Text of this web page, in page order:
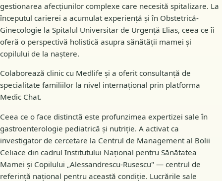
gestionarea afecțiunilor complexe care necesită spitalizare. La
începutul carierei a acumulat experiență și în Obstetrică-
Ginecologie la Spitalul Universitar de Urgență Elias, ceea ce îi
oferă o perspectivă holistică asupra sănătății mamei și
copilului de la naștere.
Colaborează clinic cu Medlife și a oferit consultanță de
specialitate familiilor la nivel internațional prin platforma
Medic Chat.
Ceea ce o face distinctă este profunzimea expertizei sale în
gastroenterologie pediatrică și nutriție. A activat ca
investigator de cercetare la Centrul de Management al Bolii
Celiace din cadrul Institutului Național pentru Sănătatea
Mamei și Copilului „Alessandrescu-Rusescu" — centrul de
referință național pentru această condiție. Lucrările sale